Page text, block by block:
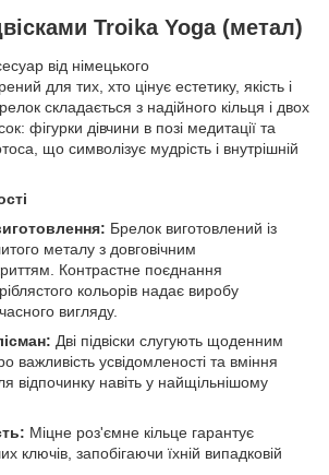
Troika Yoga (метал)
від німецького
для тих, хто цінує естетику, якість і
складається з надійного кільця і двох
фігурки дівчини в позі медитації та
що символізує мудрість і внутрішній
Брелок виготовлений із
металу з довговічним
Контрастне поєднання
кольорів надає виробу
вигляду.
Дві підвіски слугують щоденним
важливість усвідомленості та вміння
відпочинку навіть у найщільнішому
Міцне роз'ємне кільце гарантує
ключів, запобігаючи їхній випадковій